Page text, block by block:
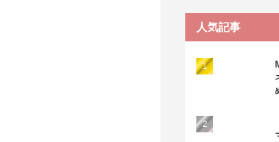
ブ
人気記事